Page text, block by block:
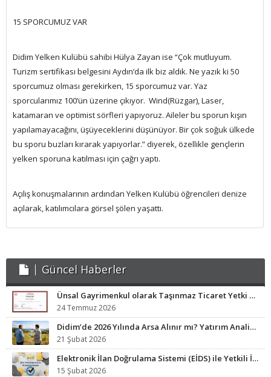
15 SPORCUMUZ VAR
Didim Yelken Kulübü sahibi Hülya Zayan ise “Çok mutluyum.
Turizm sertifikası belgesini Aydın’da ilk biz aldık. Ne yazık ki 50
sporcumuz olması gerekirken, 15 sporcumuz var. Yaz
sporcularımız 100’ün üzerine çıkıyor. Wind(Rüzgar), Laser,
katamaran ve optimist sörfleri yapıyoruz. Aileler bu sporun kışın
yapılamayacağını, üşüyeceklerini düşünüyor. Bir çok soğuk ülkede
bu sporu buzları kırarak yapıyorlar.” diyerek, özellikle gençlerin
yelken sporuna katılması için çağrı yaptı.
Açılış konuşmalarının ardından Yelken Kulübü öğrencileri denize
açılarak, katılımcılara görsel şölen yaşattı.
Güncel Haberler
Ünsal Gayrimenkul olarak Taşınmaz Ticaret Yetki Belgesi sahibi işletmeyiz.
24 Temmuz 2026
Didim’de 2026 Yılında Arsa Alınır mı? Yatırım Analizi ve Fırsat Bölgeleri
21 Şubat 2026
Elektronik İlan Doğrulama Sistemi (EİDS) ile Yetkili İlan Zorunluluğu Başladı.
15 Şubat 2026